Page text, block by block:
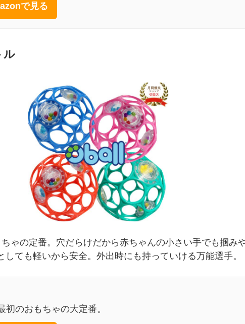
で見る
ル
ゃの定番。穴だらけだから赤ちゃんの小さい手でも掴み
しても軽いから安全。外出時にも持っていける万能選手。
のおもちゃの大定番。